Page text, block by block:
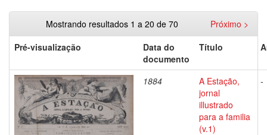
Mostrando resultados 1 a 20 de 70
Próximo >
Pré-visualização
Data do
documento
Título
1884
A Estação,
jornal
illustrado
para a familia
(v.1)
-